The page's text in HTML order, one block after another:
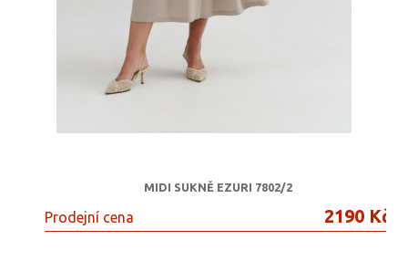
MIDI SUKNĚ EZURI 7802/2
Prodejní cena 2190 Kč